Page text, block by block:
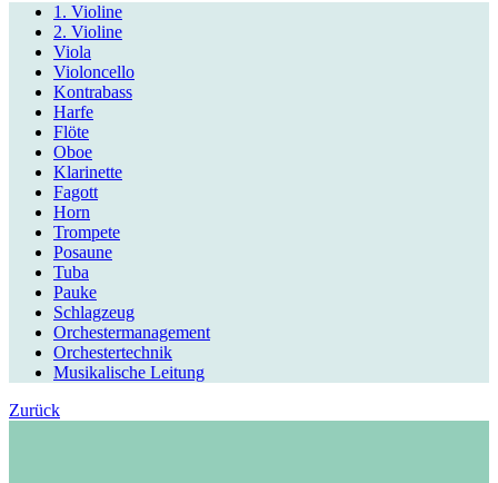
1. Violine
2. Violine
Viola
Violoncello
Kontrabass
Harfe
Flöte
Oboe
Klarinette
Fagott
Horn
Trompete
Posaune
Tuba
Pauke
Schlagzeug
Orchestermanagement
Orchestertechnik
Musikalische Leitung
Zurück